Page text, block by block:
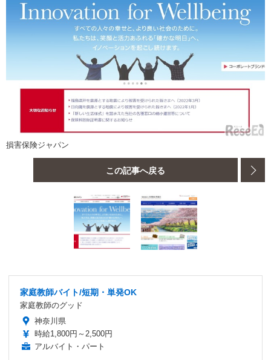
損害保険ジャパン
この記事へ戻る
家庭教師バイト/短期・単発OK
家庭教師のグッド
神奈川県
時給1,800円～2,500円
アルバイト・パート